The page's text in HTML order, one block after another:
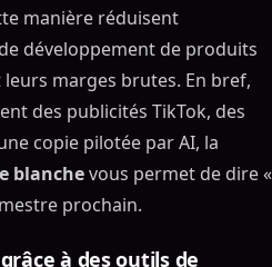
manière réduisent
développement de produits
marges brutes. En bref,
des publicités TikTok, des
copie pilotée par AI, la
blanchevous permet de dire «
prochain.
à des outils de